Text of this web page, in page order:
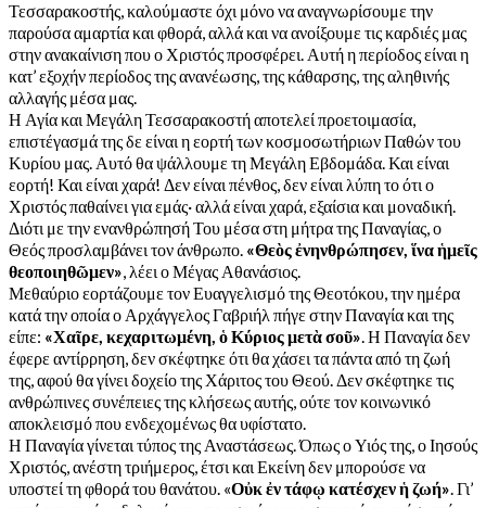
Τεσσαρακοστής, καλούμαστε όχι μόνο να αναγνωρίσουμε την
παρούσα αμαρτία και φθορά, αλλά και να ανοίξουμε τις καρδιές μας
στην ανακαίνιση που ο Χριστός προσφέρει. Αυτή η περίοδος είναι η
κατ’ εξοχήν περίοδος της ανανέωσης, της κάθαρσης, της αληθινής
αλλαγής μέσα μας.
Η Αγία και Μεγάλη Τεσσαρακοστή αποτελεί προετοιμασία,
επιστέγασμά της δε είναι η εορτή των κοσμοσωτήριων Παθών του
Κυρίου μας. Αυτό θα ψάλλουμε τη Μεγάλη Εβδομάδα. Και είναι
εορτή! Και είναι χαρά! Δεν είναι πένθος, δεν είναι λύπη το ότι ο
Χριστός παθαίνει για εμάς· αλλά είναι χαρά, εξαίσια και μοναδική.
Διότι με την ενανθρώπησή Του μέσα στη μήτρα της Παναγίας, ο
Θεός προσλαμβάνει τον άνθρωπο. «Θεὸς ἐνηνθρώπησεν, ἵνα ἡμεῖς
θεοποιηθῶμεν», λέει ο Μέγας Αθανάσιος.
Μεθαύριο εορτάζουμε τον Ευαγγελισμό της Θεοτόκου, την ημέρα
κατά την οποία ο Αρχάγγελος Γαβριήλ πήγε στην Παναγία και της
είπε: «Χαῖρε, κεχαριτωμένη, ὁ Κύριος μετὰ σοῦ». Η Παναγία δεν
έφερε αντίρρηση, δεν σκέφτηκε ότι θα χάσει τα πάντα από τη ζωή
της, αφού θα γίνει δοχείο της Χάριτος του Θεού. Δεν σκέφτηκε τις
ανθρώπινες συνέπειες της κλήσεως αυτής, ούτε τον κοινωνικό
αποκλεισμό που ενδεχομένως θα υφίστατο.
Η Παναγία γίνεται τύπος της Αναστάσεως. Όπως ο Υιός της, ο Ιησούς
Χριστός, ανέστη τριήμερος, έτσι και Εκείνη δεν μπορούσε να
υποστεί τη φθορά του θανάτου. «Οὐκ ἐν τάφῳ κατέσχεν ἡ ζωή». Γι’